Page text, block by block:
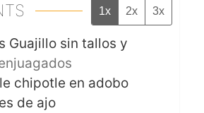
1x 2x 3x
Guajillo sin tallos y
chipotle en adobo
de ajo